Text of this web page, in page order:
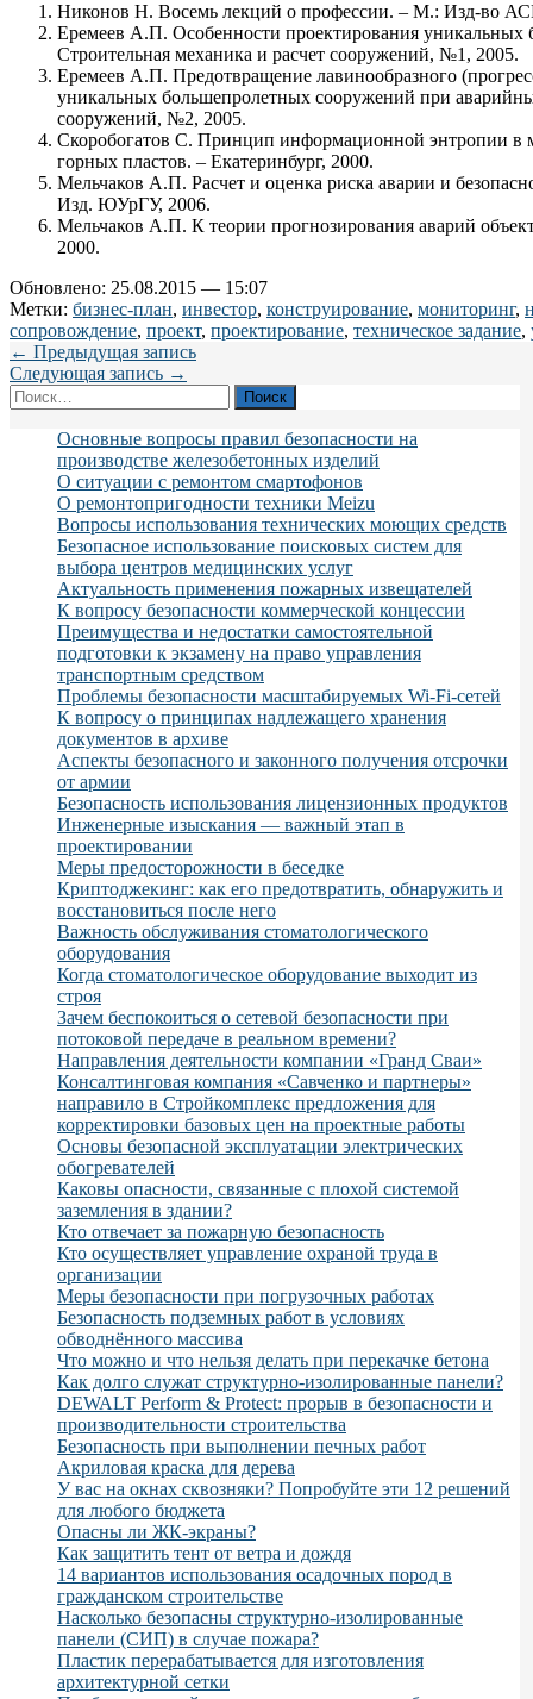
Никонов Н. Восемь лекций о профессии. – М.: Изд-во
Еремеев А.П. Особенности проектирования
Строительная механика и расчет сооружений, №1, 2005.
Еремеев А.П. Предотвращение лавинообразного
уникальных большепролетных сооружений при
сооружений, №2, 2005.
Скоробогатов С. Принцип информационной энтропии в
горных пластов. – Екатеринбург, 2000.
Мельчаков А.П. Расчет и оценка риска аварии и
Изд. ЮУрГУ, 2006.
Мельчаков А.П. К теории прогнозирования аварий
2000.
Обновлено: 25.08.2015 — 15:07
Метки: бизнес-план, инвестор, конструирование, мониторинг,
сопровождение, проект, проектирование, техническое задание,
← Предыдущая запись
Следующая запись →
Найти:
Основные вопросы правил безопасности на
производстве железобетонных изделий
О ситуации с ремонтом смартофонов
О ремонтопригодности техники Meizu
Вопросы использования технических моющих средств
Безопасное использование поисковых систем для
выбора центров медицинских услуг
Актуальность применения пожарных извещателей
К вопросу безопасности коммерческой концессии
Преимущества и недостатки самостоятельной
подготовки к экзамену на право управления
транспортным средством
Проблемы безопасности масштабируемых Wi-Fi-сетей
К вопросу о принципах надлежащего хранения
документов в архиве
Аспекты безопасного и законного получения отсрочки
от армии
Безопасность использования лицензионных продуктов
Инженерные изыскания — важный этап в
проектировании
Меры предосторожности в беседке
Криптоджекинг: как его предотвратить, обнаружить и
восстановиться после него
Важность обслуживания стоматологического
оборудования
Когда стоматологическое оборудование выходит из
строя
Зачем беспокоиться о сетевой безопасности при
потоковой передаче в реальном времени?
Направления деятельности компании «Гранд Сваи»
Консалтинговая компания «Савченко и партнеры»
направило в Стройкомплекс предложения для
корректировки базовых цен на проектные работы
Основы безопасной эксплуатации электрических
обогревателей
Каковы опасности, связанные с плохой системой
заземления в здании?
Кто отвечает за пожарную безопасность
Кто осуществляет управление охраной труда в
организации
Меры безопасности при погрузочных работах
Безопасность подземных работ в условиях
обводнённого массива
Что можно и что нельзя делать при перекачке бетона
Как долго служат структурно-изолированные панели?
DEWALT Perform & Protect: прорыв в безопасности и
производительности строительства
Безопасность при выполнении печных работ
Акриловая краска для дерева
У вас на окнах сквозняки? Попробуйте эти 12 решений
для любого бюджета
Опасны ли ЖК-экраны?
Как защитить тент от ветра и дождя
14 вариантов использования осадочных пород в
гражданском строительстве
Насколько безопасны структурно-изолированные
панели (СИП) в случае пожара?
Пластик перерабатывается для изготовления
архитектурной сетки